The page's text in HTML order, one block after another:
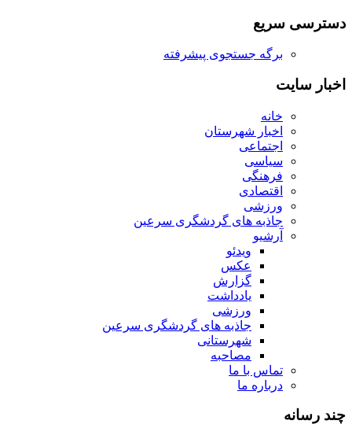
دسترسی سریع
برگه جستجوی پیشرفته
اخبار سایت
خانه
اخبار شهرستان
اجتماعی
سیاسی
فرهنگی
اقتصادی
ورزشی
جاذبه های گردشگری سرعین
آرشیو
ویدئو
عکس
گزارش
یادداشت
ورزشی
جاذبه های گردشگری سرعین
شهرستانی
مصاحبه
تماس با ما
درباره ما
چند رسانه